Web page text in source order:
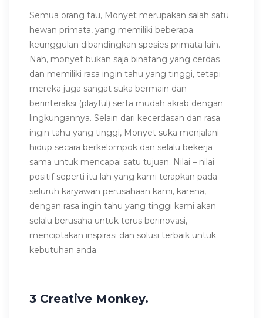
Semua orang tau, Monyet merupakan salah satu
hewan primata, yang memiliki beberapa
keunggulan dibandingkan spesies primata lain.
Nah, monyet bukan saja binatang yang cerdas
dan memiliki rasa ingin tahu yang tinggi, tetapi
mereka juga sangat suka bermain dan
berinteraksi (playful) serta mudah akrab dengan
lingkungannya. Selain dari kecerdasan dan rasa
ingin tahu yang tinggi, Monyet suka menjalani
hidup secara berkelompok dan selalu bekerja
sama untuk mencapai satu tujuan. Nilai – nilai
positif seperti itu lah yang kami terapkan pada
seluruh karyawan perusahaan kami, karena,
dengan rasa ingin tahu yang tinggi kami akan
selalu berusaha untuk terus berinovasi,
menciptakan inspirasi dan solusi terbaik untuk
kebutuhan anda.
3 Creative Monkey.